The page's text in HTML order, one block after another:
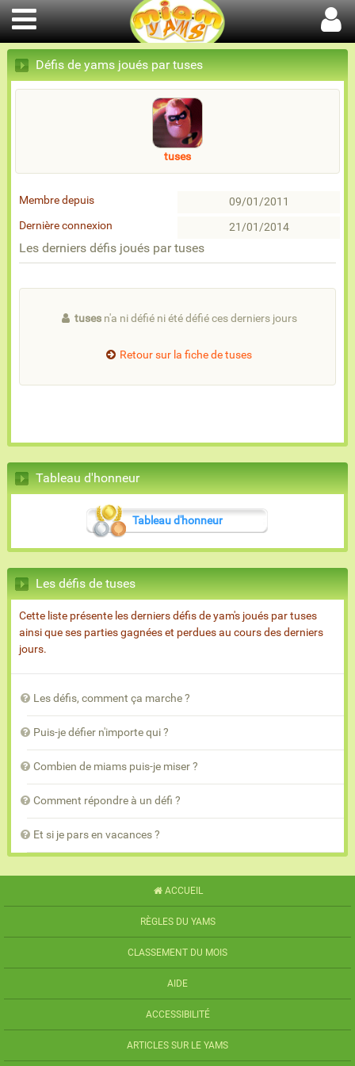
Défis de yams joués par tuses
tuses
Membre depuis
09/01/2011
Dernière connexion
21/01/2014
Les derniers défis joués par tuses
tusesn'a ni défié ni été défié ces derniers jours
Retour sur la fiche de tuses
Tableau d'honneur
Tableau d'honneur
Les défis de tuses
Cette liste présente les derniers défis de yam's joués par tuses
ainsi que ses parties gagnées et perdues au cours des derniers
jours.
Les défis, comment ça marche ?
Puis-je défier n'importe qui ?
Combien de miams puis-je miser ?
Comment répondre à un défi ?
Et si je pars en vacances ?
ACCUEIL
RÈGLES DU YAMS
CLASSEMENT DU MOIS
AIDE
ACCESSIBILITÉ
ARTICLES SUR LE YAMS